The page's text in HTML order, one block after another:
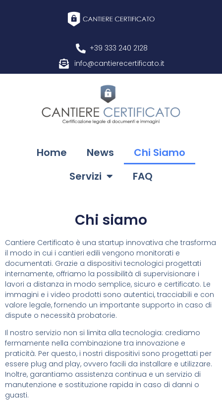
+39 333 240 2128
info@cantierecertificato.it
Home News
Chi Siamo
Servizi
FAQ
Chi siamo
Cantiere Certificato è una startup innovativa che trasforma
il modo in cui i cantieri edili vengono monitorati e
documentati. Grazie a dispositivi tecnologici progettati
internamente, offriamo la possibilità di supervisionare i
lavori a distanza in modo semplice, sicuro e certificato. Le
immagini e i video prodotti sono autentici, tracciabili e con
valore legale, fornendo un importante supporto in caso di
dispute o necessità probatorie.
Il nostro servizio non si limita alla tecnologia: crediamo
fermamente nella combinazione tra innovazione e
praticità. Per questo, i nostri dispositivi sono progettati per
essere plug and play, ovvero facili da installare e utilizzare.
Inoltre, garantiamo assistenza continua e un servizio di
manutenzione e sostituzione rapida in caso di danni o
guasti.